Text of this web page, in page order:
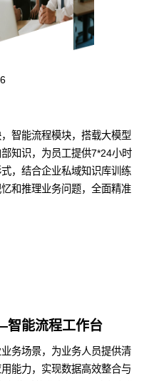
6
智能流程模块，搭载大模型
知识，为员工提供7*24小时
，结合企业私域知识库训练
和推理业务问题，全面精准
能流程工作台
务场景，为业务人员提供清
能力，实现数据高效整合与